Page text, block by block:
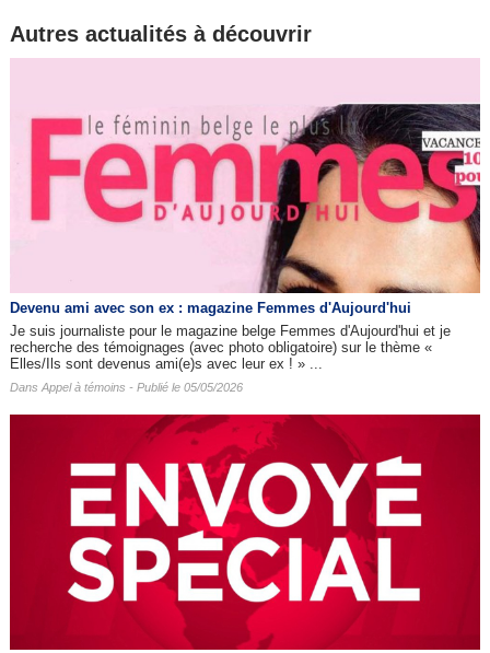
Autres actualités à découvrir
Devenu ami avec son ex : magazine Femmes d'Aujourd'hui
Je suis journaliste pour le magazine belge Femmes d'Aujourd'hui et je
recherche des témoignages (avec photo obligatoire) sur le thème «
Elles/Ils sont devenus ami(e)s avec leur ex ! » ...
Dans Appel à témoins - Publié le 05/05/2026